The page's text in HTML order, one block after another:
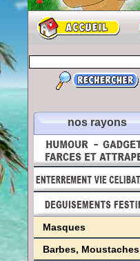
nos rayons
Masques
Barbes, Moustaches